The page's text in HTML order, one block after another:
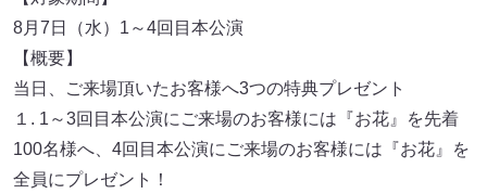
8月7日（水）1～4回目本公演
【概要】
当⽇、ご来場頂いたお客様へ3つの特典プレゼント
１. 1～3回目本公演にご来場のお客様には『お花』を先着
100名様へ、4回目本公演にご来場のお客様には『お花』を
全員にプレゼント！